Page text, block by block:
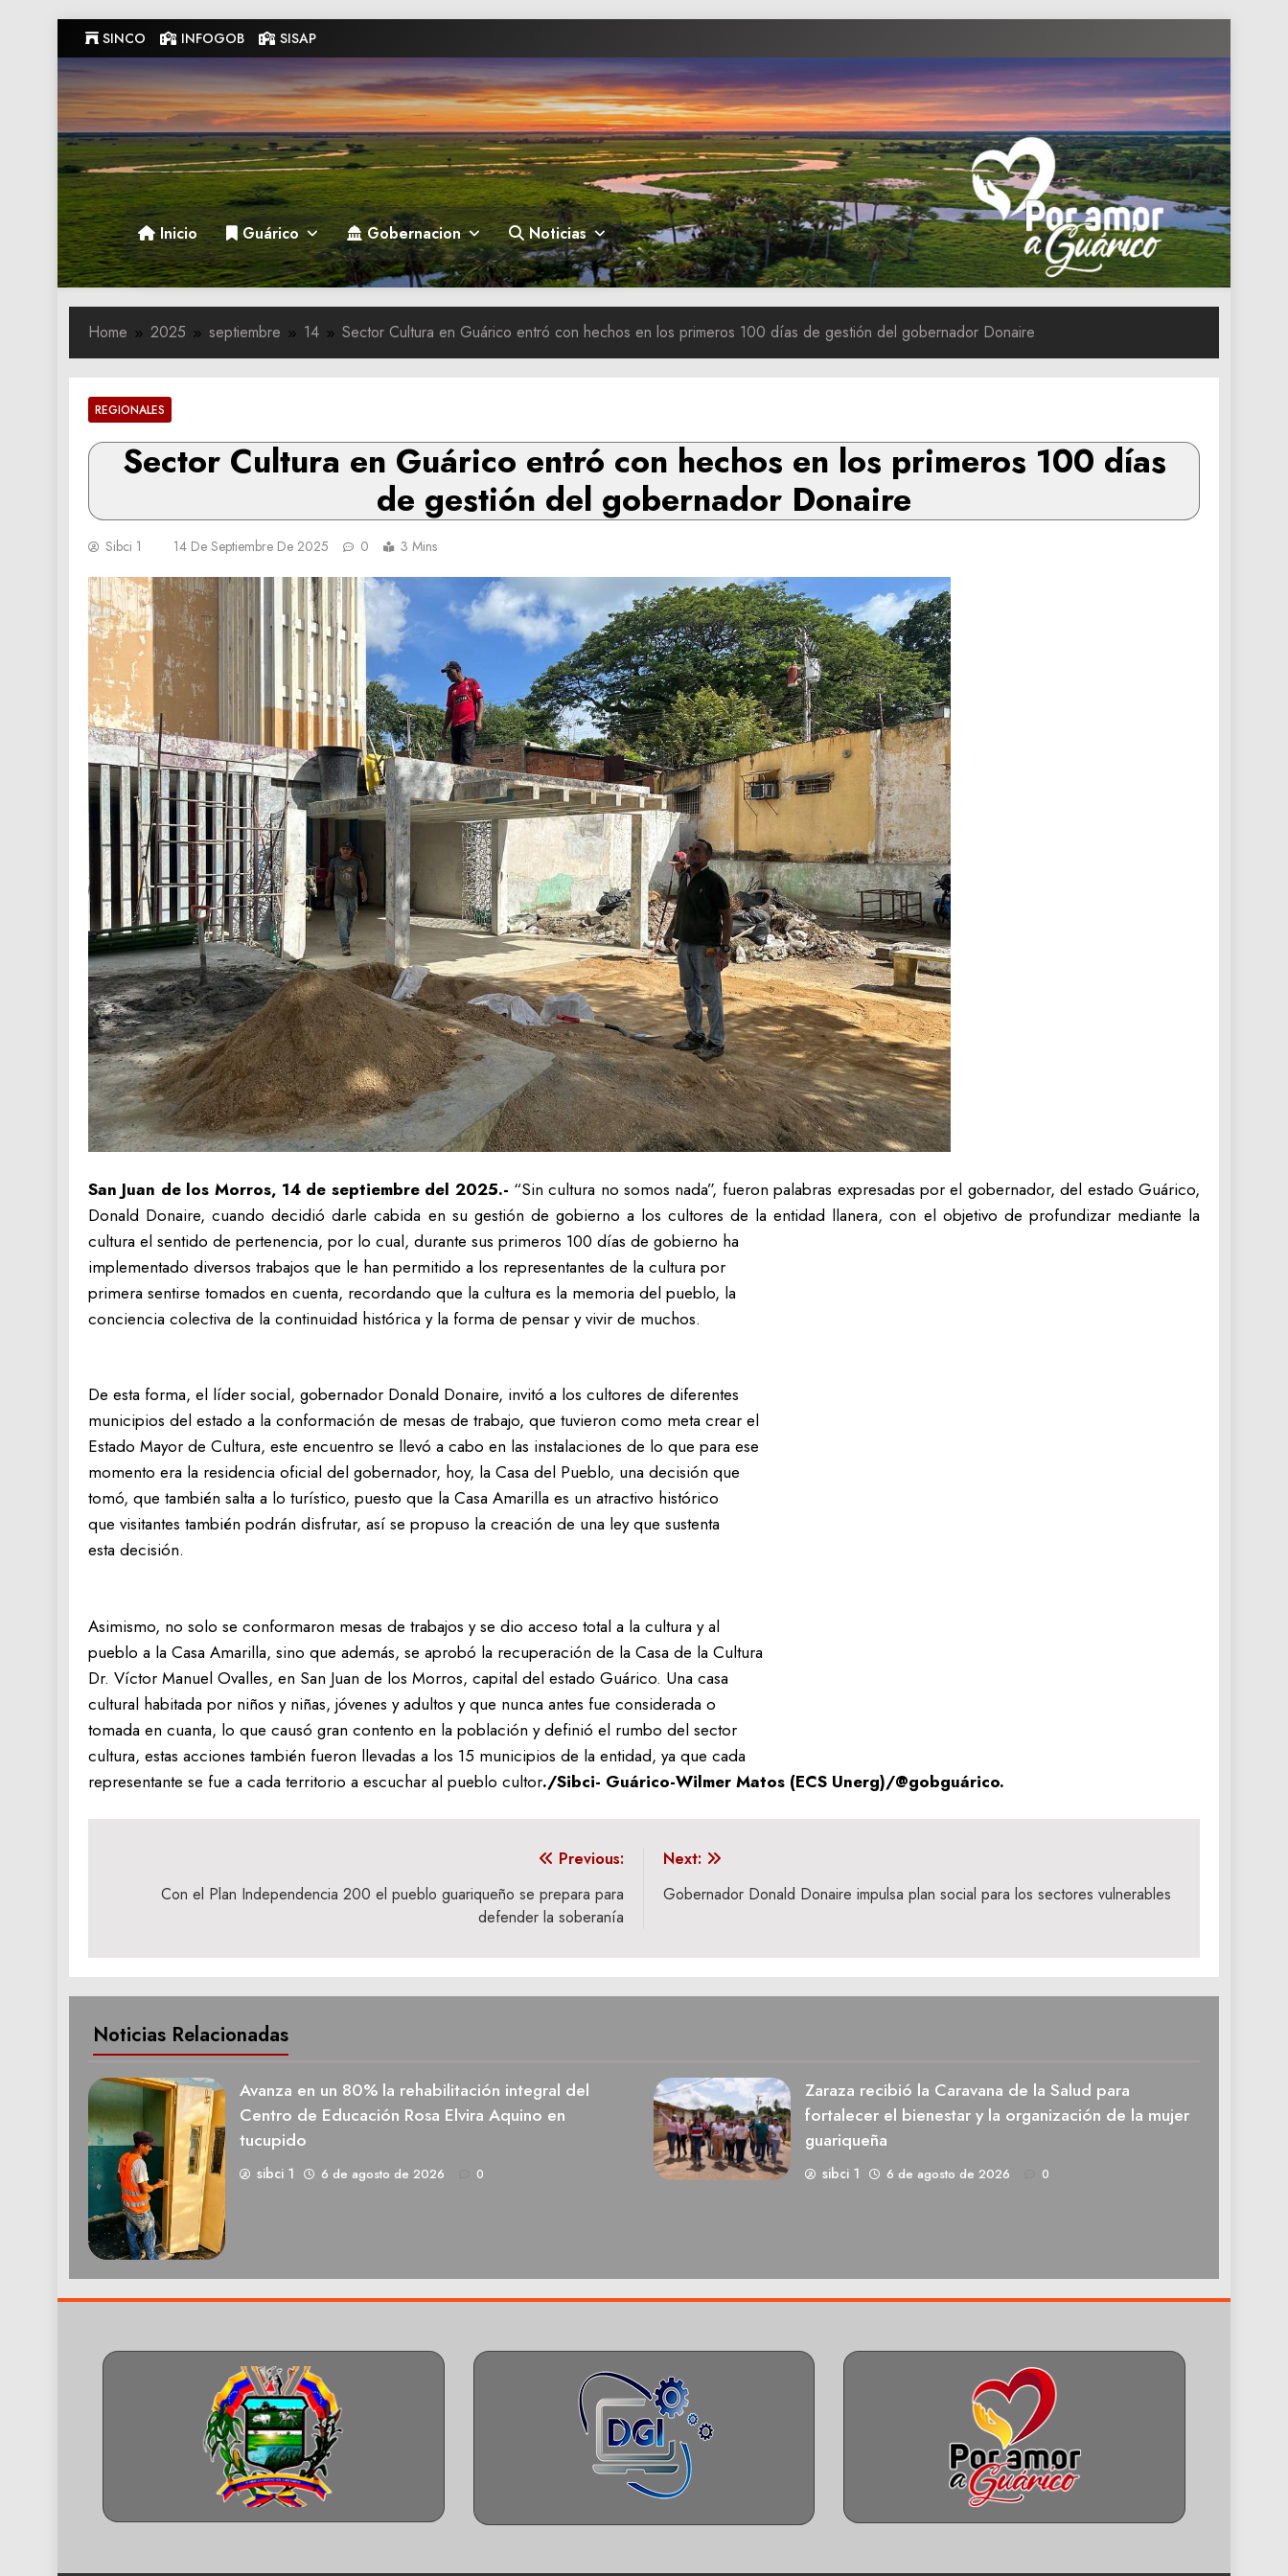
to
content
SINCO INFOGOB SISAP
Gobernacion de Guarico
Gobernacion de Guarico
Inicio Guárico Gobernacion Noticias
Home 2025 septiembre 14 Sector Cultura en Guárico entró con hechos en los primeros 100 días de gestión del gobernador Donaire
REGIONALES
Sector Cultura en Guárico entró con hechos en los primeros 100 días
de gestión del gobernador Donaire
Sibci 1 14 De Septiembre De 2025 0 3 Mins
San Juan de los Morros, 14 de septiembre del 2025.- “Sin cultura no somos nada”, fueron palabras expresadas por el gobernador, del estado Guárico,
Donald Donaire, cuando decidió darle cabida en su gestión de gobierno a los cultores de la entidad llanera, con el objetivo de profundizar mediante la
cultura el sentido de pertenencia, por lo cual, durante sus primeros 100 días de gobierno ha
implementado diversos trabajos que le han permitido a los representantes de la cultura por
primera sentirse tomados en cuenta, recordando que la cultura es la memoria del pueblo, la
conciencia colectiva de la continuidad histórica y la forma de pensar y vivir de muchos.
De esta forma, el líder social, gobernador Donald Donaire, invitó a los cultores de diferentes
municipios del estado a la conformación de mesas de trabajo, que tuvieron como meta crear el
Estado Mayor de Cultura, este encuentro se llevó a cabo en las instalaciones de lo que para ese
momento era la residencia oficial del gobernador, hoy, la Casa del Pueblo, una decisión que
tomó, que también salta a lo turístico, puesto que la Casa Amarilla es un atractivo histórico
que visitantes también podrán disfrutar, así se propuso la creación de una ley que sustenta
esta decisión.
Asimismo, no solo se conformaron mesas de trabajos y se dio acceso total a la cultura y al
pueblo a la Casa Amarilla, sino que además, se aprobó la recuperación de la Casa de la Cultura
Dr. Víctor Manuel Ovalles, en San Juan de los Morros, capital del estado Guárico. Una casa
cultural habitada por niños y niñas, jóvenes y adultos y que nunca antes fue considerada o
tomada en cuanta, lo que causó gran contento en la población y definió el rumbo del sector
cultura, estas acciones también fueron llevadas a los 15 municipios de la entidad, ya que cada
representante se fue a cada territorio a escuchar al pueblo cultor./Sibci- Guárico-Wilmer Matos (ECS Unerg)/@gobguárico.
Previous:
Con el Plan Independencia 200 el pueblo guariqueño se prepara para
defender la soberanía
Next:
Gobernador Donald Donaire impulsa plan social para los sectores vulnerables
Noticias Relacionadas
Avanza en un 80% la rehabilitación integral del
Centro de Educación Rosa Elvira Aquino en
tucupido
sibci 1 6 de agosto de 2026 0
Zaraza recibió la Caravana de la Salud para
fortalecer el bienestar y la organización de la mujer
guariqueña
sibci 1 6 de agosto de 2026 0